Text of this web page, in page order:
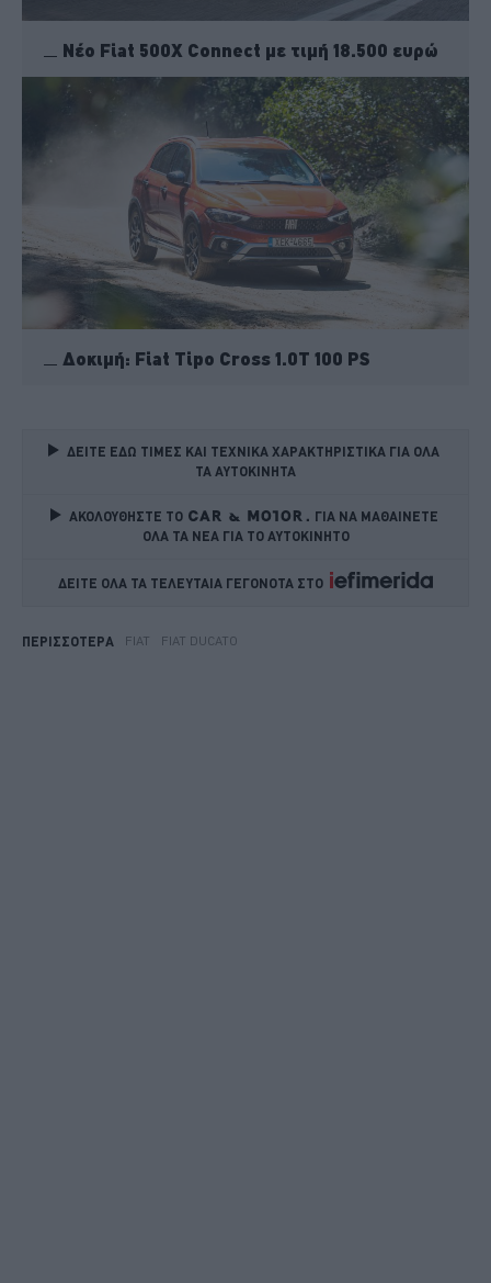
Νέο Fiat 500X Connect με τιμή 18.500 ευρώ
Δοκιμή: Fiat Tipo Cross 1.0T 100 PS
ΔΕΙΤΕ ΕΔΩ ΤΙΜΕΣ ΚΑΙ ΤΕΧΝΙΚΑ ΧΑΡΑΚΤΗΡΙΣΤΙΚΑ ΓΙΑ ΟΛΑ
ΤΑ ΑΥΤΟΚΙΝΗΤΑ
ΑΚΟΛΟΥΘΗΣΤΕ ΤΟ
ΓΙΑ ΝΑ ΜΑΘΑΙΝΕΤΕ
ΟΛΑ ΤΑ ΝΕΑ ΓΙΑ ΤΟ ΑΥΤΟΚΙΝΗΤΟ
ΔΕΙΤΕ ΟΛΑ ΤΑ ΤΕΛΕΥΤΑΙΑ ΓΕΓΟΝΟΤΑ ΣΤΟ
ΠΕΡΙΣΣΟΤΕΡΑ FIAT FIAT DUCATO